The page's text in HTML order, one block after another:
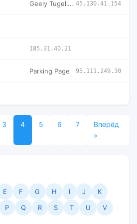
Geely Tugella Club 45.130.41.154
185.31.40.21
Parking Page 95.111.249.30
3 4 5 6 7
Вперёд
»
E F G H I J
K
P Q R S T U
V